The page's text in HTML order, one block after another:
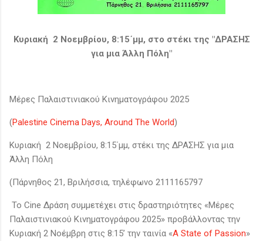
Κυριακή 2 Νοεμβρίου, 8:15΄μμ, στο στέκι της "ΔΡΑΣΗΣ
για μια Άλλη Πόλη"
Μέρες Παλαιστινιακού Κινηματογράφου 2025
(Palestine Cinema Days, Around The World)
Κυριακή 2 Νοεμβρίου, 8:15΄μμ, στέκι της ΔΡΑΣΗΣ για μια
Άλλη Πόλη
(Πάρνηθος 21, Βριλήσσια, τηλέφωνο 2111165797
To Cine Δράση συμμετέχει στις δραστηριότητες «Μέρες
Παλαιστινιακού Κινηματογράφου 2025» προβάλλοντας την
Κυριακή 2 Νοέμβρη στις 8:15’ την ταινία «A State of Passion»